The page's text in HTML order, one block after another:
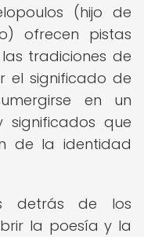
(hijo de
ofrecen pistas
tradiciones de
el significado de
en un
significados que
de la identidad
detrás de los
la poesía y la